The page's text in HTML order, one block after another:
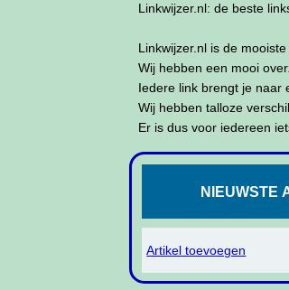
Linkwijzer.nl: de beste
Linkwijzer.nl is de
Wij hebben een mooi
Iedere link brengt je naar
Wij hebben talloze
Er is dus voor iedereen
NIEUWSTE
Artikel toevoegen